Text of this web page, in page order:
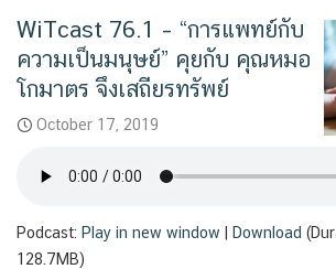
WiTcast 76.1 – “การแพทย์กับ
ความเป็นมนุษย์” คุยกับ คุณหมอ
โกมาตร จึงเสถียรทรัพย์
October 17, 2019
Podcast: Play in new window | Download
128.7MB)